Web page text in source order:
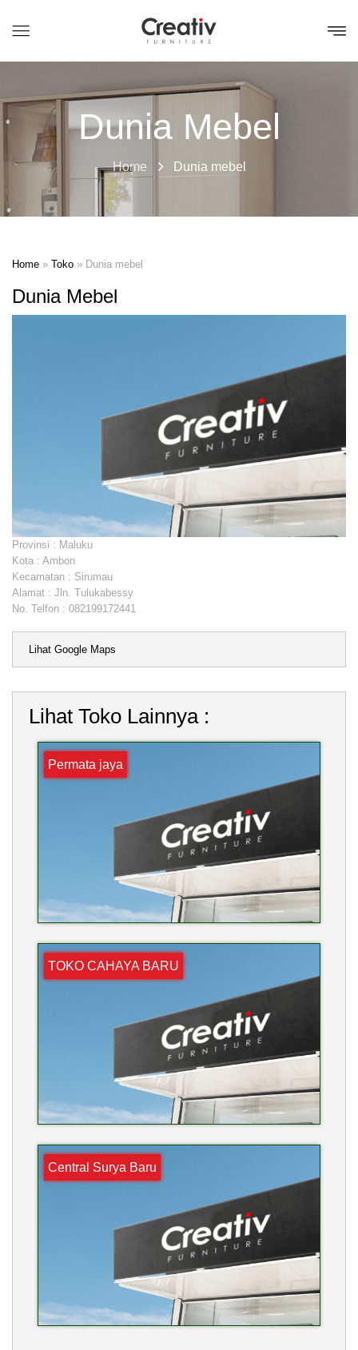
Dunia Mebel
Home Dunia mebel
Home » Toko » Dunia mebel
Dunia Mebel
Provinsi : Maluku
Kota : Ambon
Kecamatan : Sirumau
Alamat : Jln. Tulukabessy
No. Telfon : 082199172441
Lihat Google Maps
Lihat Toko Lainnya :
Permata jaya
TOKO CAHAYA BARU
Central Surya Baru